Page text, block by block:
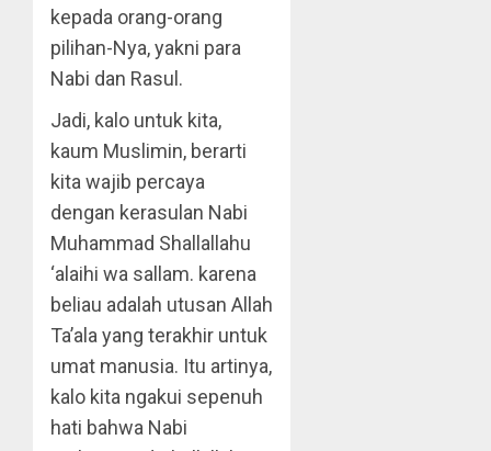
kepada orang-orang
pilihan-Nya, yakni para
Nabi dan Rasul.
Jadi, kalo untuk kita,
kaum Muslimin, berarti
kita wajib percaya
dengan kerasulan Nabi
Muhammad Shallallahu
‘alaihi wa sallam. karena
beliau adalah utusan Allah
Ta’ala yang terakhir untuk
umat manusia. Itu artinya,
kalo kita ngakui sepenuh
hati bahwa Nabi